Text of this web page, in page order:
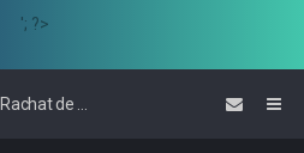
'; ?>